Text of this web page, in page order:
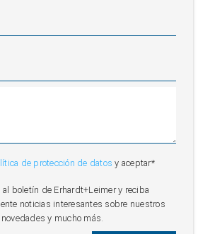
de protección de datosy aceptar*
boletín de Erhardt+Leimer y reciba
noticias interesantes sobre nuestros
y mucho más.